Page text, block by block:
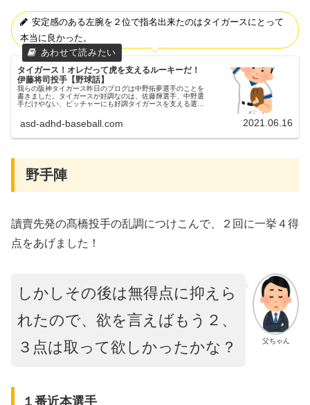
安定感のある左腕を２位で指名出来たのはタイガースにとって
本当に良かった。
タイガース！オレだって虎を支えるルーキーだ！
伊藤将司投手【野球話】
我らの阪神タイガース昨日のブログは中野拓夢選手のことを
書きました。タイガースが好調なのは、佐藤輝選手、中野選
手だけやない、ピッチャーにも好調タイガースを支える選手
将司投手です。伊藤将司投...
asd-adhd-baseball.com 2021.06.16
野手陣
讀賣先発の髙橋投手の乱調につけこんで、２回に一挙４得
点をあげました！
父ちゃん
しかしその後は無得点に抑えら
れたので、欲を言えばもう２、
３点は取って欲しかったかな？
１番近本選手